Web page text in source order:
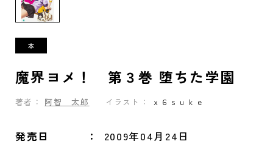
魔界ヨメ！ 第３巻 堕ちた学園
著者： 阿智 太郎 イラスト： ｘ６ｓｕｋｅ
発売日 2009年04月24日